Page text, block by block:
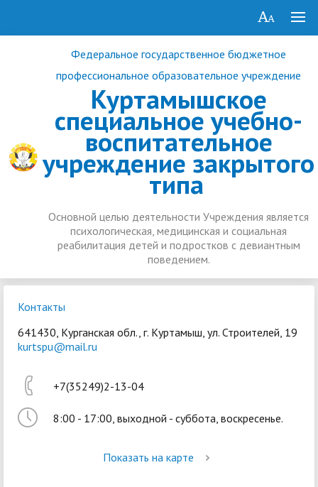
Федеральное государственное бюджетное
профессиональное образовательное учреждение
Куртамышское
специальное учебно-
воспитательное
учреждение закрытого
типа
Основной целью деятельности Учреждения является
психологическая, медицинская и социальная
реабилитация детей и подростков с девиантным
поведением.
Войти
Контакты
641430, Курганская обл., г. Куртамыш, ул. Строителей, 19
kurtspu@mail.ru
+7(35249)2-13-04
8:00 - 17:00, выходной - суббота, воскресенье.
Показать на карте